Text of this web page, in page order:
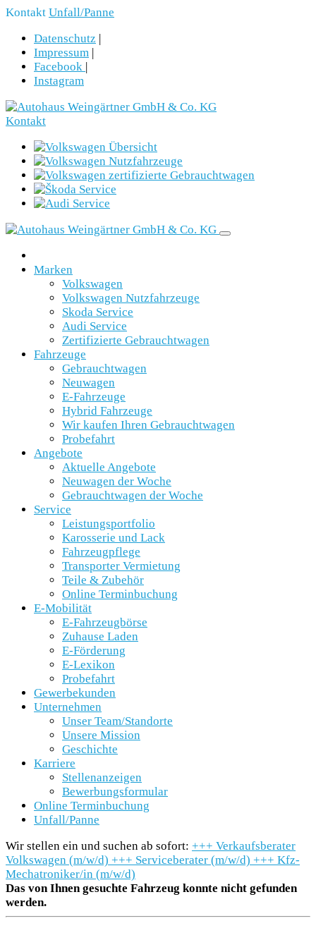
Kontakt Unfall/Panne
Datenschutz |
Impressum |
Facebook |
Instagram
Kontakt
Marken
Volkswagen
Volkswagen Nutzfahrzeuge
Skoda Service
Audi Service
Zertifizierte Gebrauchtwagen
Fahrzeuge
Gebrauchtwagen
Neuwagen
E-Fahrzeuge
Hybrid Fahrzeuge
Wir kaufen Ihren Gebrauchtwagen
Probefahrt
Angebote
Aktuelle Angebote
Neuwagen der Woche
Gebrauchtwagen der Woche
Service
Leistungsportfolio
Karosserie und Lack
Fahrzeugpflege
Transporter Vermietung
Teile & Zubehör
Online Terminbuchung
E-Mobilität
E-Fahrzeugbörse
Zuhause Laden
E-Förderung
E-Lexikon
Probefahrt
Gewerbekunden
Unternehmen
Unser Team/Standorte
Unsere Mission
Geschichte
Karriere
Stellenanzeigen
Bewerbungsformular
Online Terminbuchung
Unfall/Panne
Wir stellen ein und suchen ab sofort: +++ Verkaufsberater
Volkswagen (m/w/d) +++ Serviceberater (m/w/d) +++ Kfz-
Mechatroniker/in (m/w/d)
Das von Ihnen gesuchte Fahrzeug konnte nicht gefunden
werden.